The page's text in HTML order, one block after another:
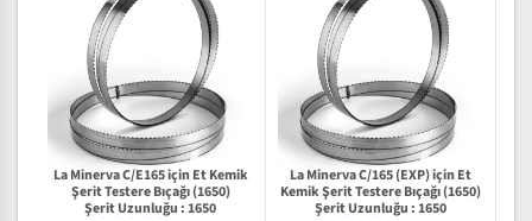
La Minerva C/E165 için Et Kemik
Şerit Testere Bıçağı (1650)
Şerit Uzunluğu : 1650
La Minerva C/165 (EXP) için Et
Kemik Şerit Testere Bıçağı (1650)
Şerit Uzunluğu : 1650